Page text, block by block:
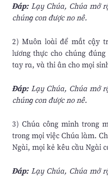
Ðáp:Lạy Chúa, Chúa mở
chúng con được no nê.
2) Muôn loài để mắt cậy
lương thực cho chúng
tay ra, và thi ân cho mọi
Ðáp:Lạy Chúa, Chúa mở
chúng con được no nê.
3) Chúa công minh trong
trong mọi việc Chúa làm.
Ngài, mọi kẻ kêu cầu Ngài
Ðáp:Lạy Chúa, Chúa mở